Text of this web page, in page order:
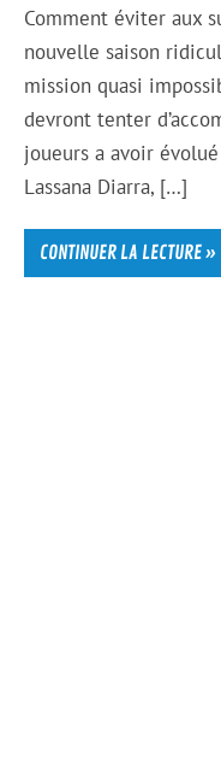
Comment éviter aux
nouvelle saison
mission quasi
devront tenter
joueurs a avoir
Lassana Diarra, […]
CONTINUER LA LECTURE »